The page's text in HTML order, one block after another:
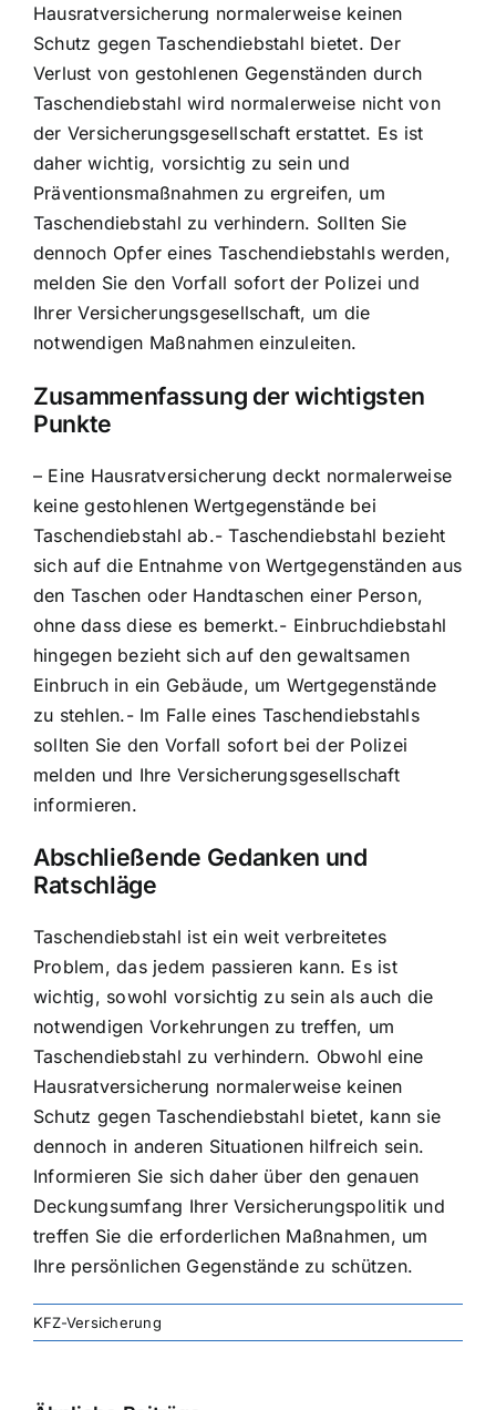
Hausratversicherung normalerweise keinen
Schutz gegen Taschendiebstahl bietet. Der
Verlust von gestohlenen Gegenständen durch
Taschendiebstahl wird normalerweise nicht von
der Versicherungsgesellschaft erstattet. Es ist
daher wichtig, vorsichtig zu sein und
Präventionsmaßnahmen zu ergreifen, um
Taschendiebstahl zu verhindern. Sollten Sie
dennoch Opfer eines Taschendiebstahls werden,
melden Sie den Vorfall sofort der Polizei und
Ihrer Versicherungsgesellschaft, um die
notwendigen Maßnahmen einzuleiten.
Zusammenfassung der wichtigsten
Punkte
– Eine Hausratversicherung deckt normalerweise
keine gestohlenen Wertgegenstände bei
Taschendiebstahl ab.- Taschendiebstahl bezieht
sich auf die Entnahme von Wertgegenständen aus
den Taschen oder Handtaschen einer Person,
ohne dass diese es bemerkt.- Einbruchdiebstahl
hingegen bezieht sich auf den gewaltsamen
Einbruch in ein Gebäude, um Wertgegenstände
zu stehlen.- Im Falle eines Taschendiebstahls
sollten Sie den Vorfall sofort bei der Polizei
melden und Ihre Versicherungsgesellschaft
informieren.
Abschließende Gedanken und
Ratschläge
Taschendiebstahl ist ein weit verbreitetes
Problem, das jedem passieren kann. Es ist
wichtig, sowohl vorsichtig zu sein als auch die
notwendigen Vorkehrungen zu treffen, um
Taschendiebstahl zu verhindern. Obwohl eine
Hausratversicherung normalerweise keinen
Schutz gegen Taschendiebstahl bietet, kann sie
dennoch in anderen Situationen hilfreich sein.
Informieren Sie sich daher über den genauen
Deckungsumfang Ihrer Versicherungspolitik und
treffen Sie die erforderlichen Maßnahmen, um
Ihre persönlichen Gegenstände zu schützen.
KFZ-Versicherung